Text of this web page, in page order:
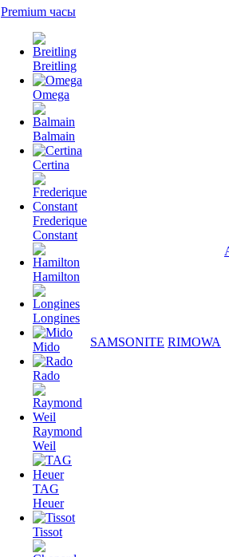
Premium часы
Breitling
Omega
Balmain
Certina
Frederique
Constant
Hamilton
Longines
Mido
Rado
Raymond
Weil
TAG
Heuer
Tissot
SAMSONITE RIMOWA